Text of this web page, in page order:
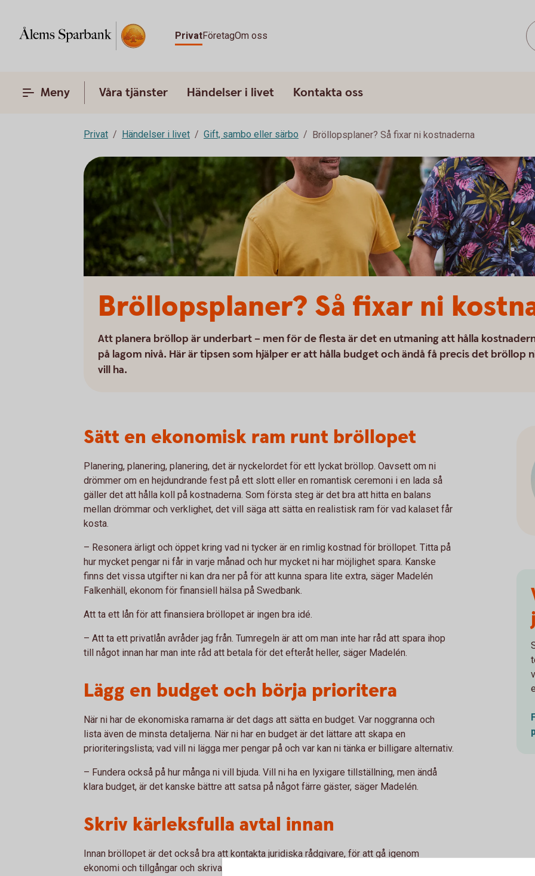
PrivatFöretagOm oss
Meny Våra tjänster Händelser i livet Kontakta oss
Privat Händelser i livet Gift, sambo eller särbo Bröllopsplaner? Så fixar ni kostnaderna
Bröllopsplaner? Så fixar ni
Att planera bröllop är underbart – men för de flesta är det en utmaning att hålla
på lagom nivå. Här är tipsen som hjälper er att hålla budget och ändå få precis det bröllop
vill ha.
Sätt en ekonomisk ram runt bröllopet
Planering, planering, planering, det är nyckelordet för ett lyckat bröllop. Oavsett om ni
drömmer om en hejdundrande fest på ett slott eller en romantisk ceremoni i en lada så
gäller det att hålla koll på kostnaderna. Som första steg är det bra att hitta en balans
mellan drömmar och verklighet, det vill säga att sätta en realistisk ram för vad kalaset får
kosta.
– Resonera ärligt och öppet kring vad ni tycker är en rimlig kostnad för bröllopet. Titta på
hur mycket pengar ni får in varje månad och hur mycket ni har möjlighet spara. Kanske
finns det vissa utgifter ni kan dra ner på för att kunna spara lite extra, säger Madelén
Falkenhäll, ekonom för finansiell hälsa på Swedbank.
Att ta ett lån för att finansiera bröllopet är ingen bra idé.
– Att ta ett privatlån avråder jag från. Tumregeln är att om man inte har råd att spara ihop
till något innan har man inte råd att betala för det efteråt heller, säger Madelén.
Lägg en budget och börja prioritera
När ni har de ekonomiska ramarna är det dags att sätta en budget. Var noggranna och
lista även de minsta detaljerna. När ni har en budget är det lättare att skapa en
prioriteringslista; vad vill ni lägga mer pengar på och var kan ni tänka er billigare alternativ.
– Fundera också på hur många ni vill bjuda. Vill ni ha en lyxigare tillställning, men ändå
klara budget, är det kanske bättre att satsa på något färre gäster, säger Madelén.
Skriv kärleksfulla avtal innan
Innan bröllopet är det också bra att kontakta juridiska rådgivare, för att gå igenom
ekonomi och tillgångar och skriva eventuella avtal som behövs. Särskilt viktigt är det om